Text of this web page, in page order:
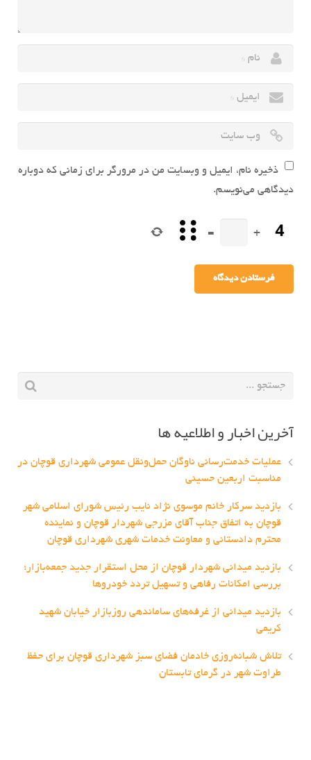
ذخیره نام، ایمیل و وبسایت من در مرورگر برای زمانی که دوباره
دیدگاهی می‌نویسم.
+
=
آخرین اخبار و اطلاعیه ها
عملیات خدمت‌رسانی ناوگان حمل‌ونقل عمومی شهرداری قوچان در
مناسبت اربعین حسینی
بازدید سرکار خانم موسوی نژاد نایب رئیس شورای اسلامی شهر
قوچان به اتفاق جناب آقای مزرجی شهردار قوچان و نماینده
محترم دادستانی و معاونت خدمات شهری شهرداری قوچان
بازدید میدانی شهردار قوچان از محل استقرار جدید جمعه‌بازار؛
بررسی امکانات رفاهی و تسهیل تردد خودروها
بازدید میدانی از غرفه‌های ساماندهی روزبازار خیابان شهید
کریمی
تلاش شبانه‌روزی خادمان فضای سبز شهرداری قوچان برای حفظ
طراوت شهر در گرمای تابستان